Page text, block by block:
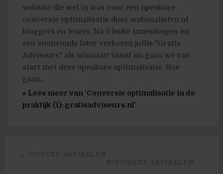
website die wel in was voor een openbare
conversie optimalisatie door webanalisten.nl
bloggers en lezers. Na 5 leuke inzendingen en
een stemronde later verkozen jullie "Gratis
Adviseurs" als winnaar! Vanaf nu gaan we van
start met deze openbare optimalisatie. Hoe
gaan...
» Lees meer van 'Conversie optimalisatie in de
praktijk (1): gratisadviseurs.nl'
← OUDERE ARTIKELEN
NIEUWERE ARTIKELEN →